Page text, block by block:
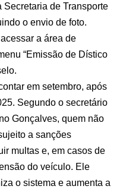
de Transporte
o envio de foto.
a área de
“Emissão de Dístico
em setembro, após
Segundo o secretário
Gonçalves, quem não
a sanções
multas e, em casos de
do veículo. Ele
o sistema e aumenta a